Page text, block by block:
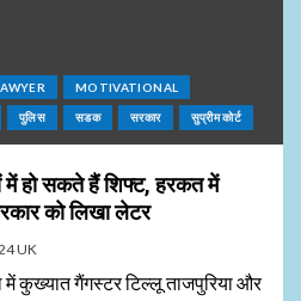
MOTIVATIONAL
पुलिस सडक सरकार सुप्रीम कोर्ट
में हो सकते हैं शिफ्ट, हरकत में
को लिखा लेटर
UK
में कुख्यात गैंगस्टर टिल्लू ताजपुरिया और